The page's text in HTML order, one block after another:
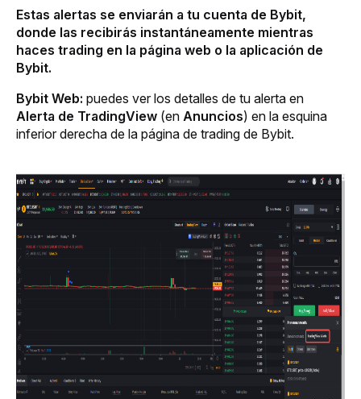
Estas alertas se enviarán a tu cuenta de Bybit,
donde las recibirás instantáneamente mientras
haces trading en la página web o la aplicación de
Bybit.
Bybit Web:
Alerta de TradingView (en Anuncios) en la esquina
inferior derecha de la página de trading de Bybit.